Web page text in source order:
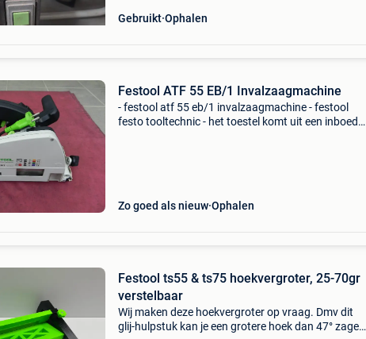
Gebruikt Ophalen
Festool ATF 55 EB/1 Invalzaagmachine
- festool atf 55 eb/1 invalzaagmachine - festool
festo tooltechnic - het toestel komt uit een inboedel
Zo goed als nieuw Ophalen
Festool ts55 & ts75 hoekvergroter, 25-70gr
verstelbaar
Wij maken deze hoekvergroter op vraag. Dmv dit
glij-hulpstuk kan je een grotere hoek dan 47° zagen.